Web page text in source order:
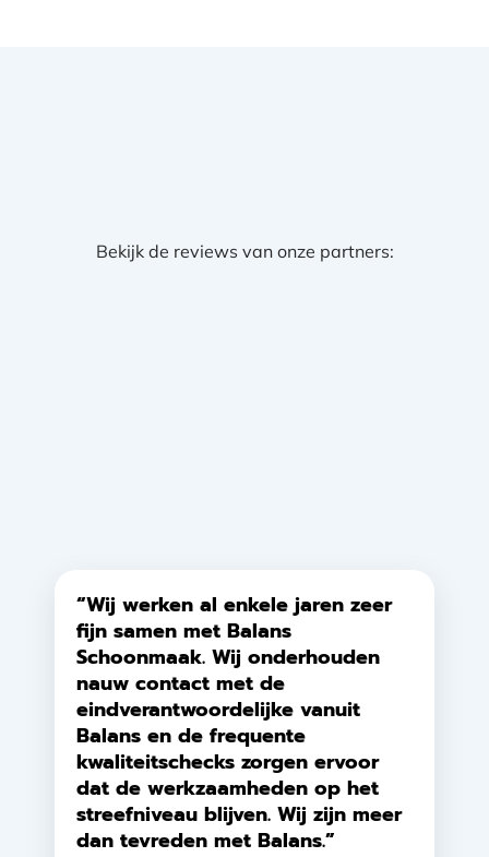
Bekijk de reviews van onze partners:
“Wij werken al enkele jaren zeer
fijn samen met Balans
Schoonmaak. Wij onderhouden
nauw contact met de
eindverantwoordelijke vanuit
Balans en de frequente
kwaliteitschecks zorgen ervoor
dat de werkzaamheden op het
streefniveau blijven. Wij zijn meer
dan tevreden met Balans.”